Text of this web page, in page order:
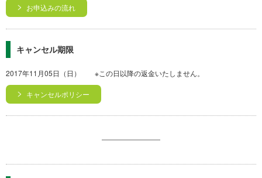
お申込みの流れ
キャンセル期限
2017年11月05日（日） ※この日以降の返金いたしません。
キャンセルポリシー